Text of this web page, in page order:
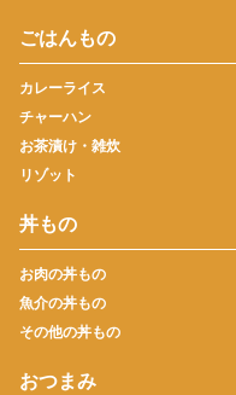
ごはんもの
カレーライス
チャーハン
お茶漬け・雑炊
リゾット
丼もの
お肉の丼もの
魚介の丼もの
その他の丼もの
おつまみ